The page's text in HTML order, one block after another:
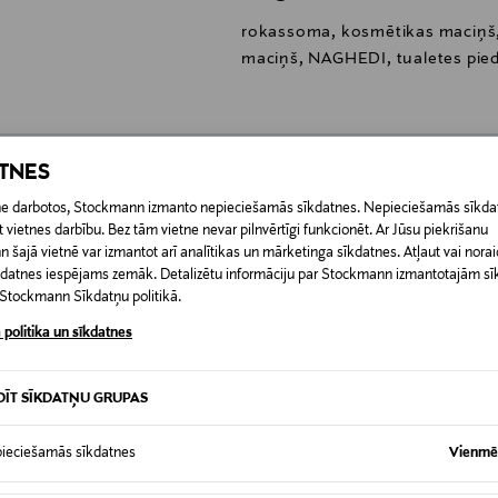
darbotos, Stockmann izmanto nepieciešamās sīkdatnes. Nepieciešamās
vietnes darbību. Bez tām vietne nevar pilnvērtīgi funkcionēt. Ar Jūsu piekrišanu
šajā vietnē var izmantot arī analītikas un mārketinga sīkdatnes. Atļaut vai
iespējams zemāk. Detalizētu informāciju par Stockmann izmantotajām
Sīkdatņu politikā.
politika un sīkdatnes
SĪKDATŅU GRUPAS
sīkdatnes
rokassoma, kosmētikas
maciņš, NAGHEDI, tualetes
0,00 €
0,00 € – 4,90 €